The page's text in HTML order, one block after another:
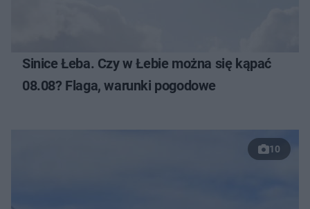
Sinice Łeba. Czy w Łebie można się kąpać
08.08? Flaga, warunki pogodowe
10